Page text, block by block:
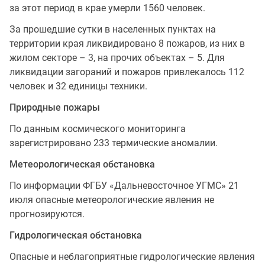
за этот период в крае умерли 1560 человек.
За прошедшие сутки в населенных пунктах на
территории края ликвидировано 8 пожаров, из них в
жилом секторе – 3, на прочих объектах – 5. Для
ликвидации загораний и пожаров привлекалось 112
человек и 32 единицы техники.
Природные пожары
По данным космического мониторинга
зарегистрировано 233 термические аномалии.
Метеорологическая обстановка
По информации ФГБУ «Дальневосточное УГМС» 21
июля опасные метеорологические явления не
прогнозируются.
Гидрологическая обстановка
Опасные и неблагоприятные гидрологические явления